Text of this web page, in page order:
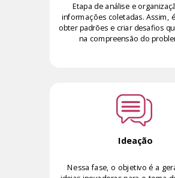
Nessa fase, o objetivo é a
Ideação
Etapa de análise e
informações coletadas. Assim,
obter padrões e criar desafios
na compreensãodo